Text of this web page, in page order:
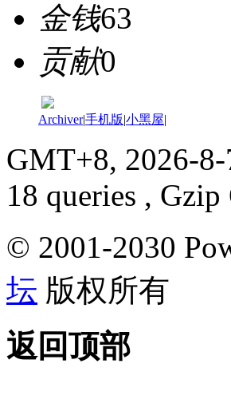
金钱63
贡献0
Archiver|手机版|小黑屋|
GMT+8, 2026-
18 queries , Gzip
© 2001-2030
坛 版权所有
返回顶部